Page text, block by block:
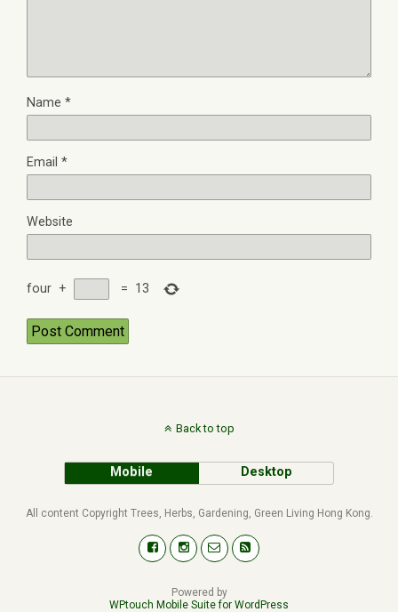
Name *
Email *
Website
four + = 13
Back to top
Mobile Desktop
All content Copyright Trees, Herbs, Gardening, Green Living Hong Kong.
Powered by
WPtouch Mobile Suite for WordPress